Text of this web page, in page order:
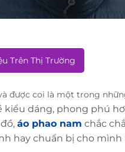
Trên Thị Trường
được coi là một trong
kiểu dáng, phong phú
áo phao nam chắc
hay chuẩn bị cho